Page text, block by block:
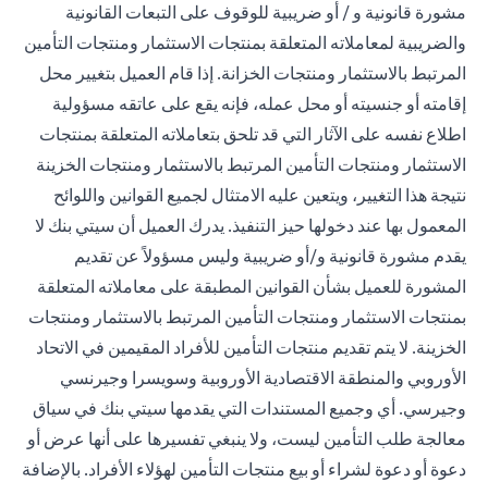
مشورة قانونية و / أو ضريبية للوقوف على التبعات القانونية
والضريبية لمعاملاته المتعلقة بمنتجات الاستثمار ومنتجات التأمين
المرتبط بالاستثمار ومنتجات الخزانة. إذا قام العميل بتغيير محل
إقامته أو جنسيته أو محل عمله، فإنه يقع على عاتقه مسؤولية
اطلاع نفسه على الآثار التي قد تلحق بتعاملاته المتعلقة بمنتجات
الاستثمار ومنتجات التأمين المرتبط بالاستثمار ومنتجات الخزينة
نتيجة هذا التغيير، ويتعين عليه الامتثال لجميع القوانين واللوائح
المعمول بها عند دخولها حيز التنفيذ. يدرك العميل أن سيتي بنك لا
يقدم مشورة قانونية و/أو ضريبية وليس مسؤولاً عن تقديم
المشورة للعميل بشأن القوانين المطبقة على معاملاته المتعلقة
بمنتجات الاستثمار ومنتجات التأمين المرتبط بالاستثمار ومنتجات
الخزينة. لا يتم تقديم منتجات التأمين للأفراد المقيمين في الاتحاد
الأوروبي والمنطقة الاقتصادية الأوروبية وسويسرا وجيرنسي
وجيرسي. أي وجميع المستندات التي يقدمها سيتي بنك في سياق
معالجة طلب التأمين ليست، ولا ينبغي تفسيرها على أنها عرض أو
دعوة أو دعوة لشراء أو بيع منتجات التأمين لهؤلاء الأفراد. بالإضافة